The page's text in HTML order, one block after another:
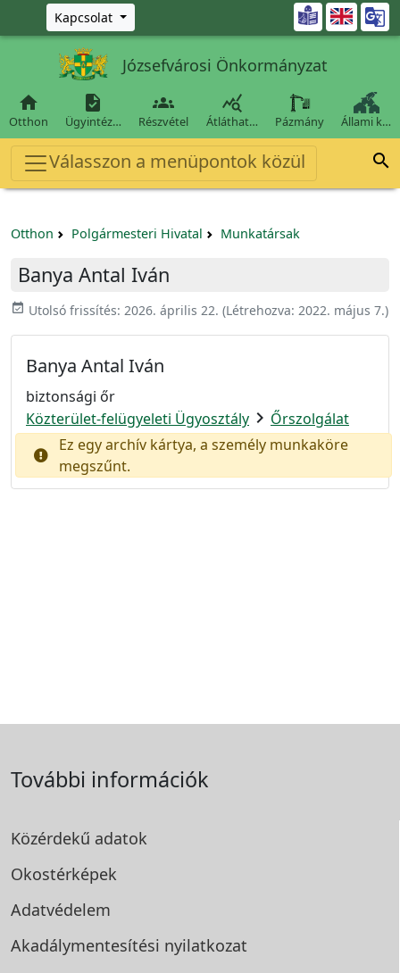
Ugrás a fő tartalomra
Kapcsolat 
Józsefvárosi Önkormányzat

Otthon

Ügyintéz…

Részvétel

Átláthat… Pázmány Állami k…
Válasszon a menüpontok közül 
Otthon Polgármesteri Hivatal Munkatársak
Banya Antal Iván
event_available Utolsó frissítés: 2026. április 22. (Létrehozva: 2022. május 7.)
Banya Antal Iván
biztonsági őr
Közterület-felügyeleti Ügyosztály chevron_right Őrszolgálat
Ez egy archív kártya, a személy munkaköre
megszűnt.
További információk
Közérdekű adatok
Okostérképek
Adatvédelem
Akadálymentesítési nyilatkozat